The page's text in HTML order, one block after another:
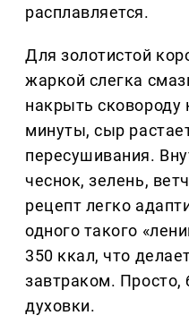
расплавляется.
Для золотистой
жаркой слегка
накрыть
минуты, сыр
пересушивания.
чеснок, зелень,
рецепт легко
одного такого
350 ккал, что
завтраком. Просто,
духовки.